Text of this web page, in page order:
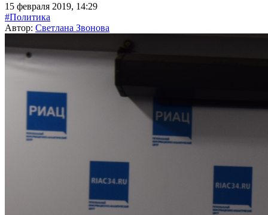
15 февраля 2019, 14:29
#Политика
Автор: Светлана Звонова